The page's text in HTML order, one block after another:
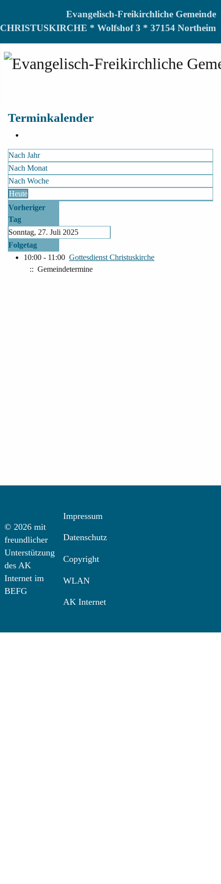
Evangelisch-Freikirchliche Gemeinde
CHRISTUSKIRCHE * Wolfshof 3 * 37154 Northeim
Terminkalender
Nach Jahr
Nach Monat
Nach Woche
Heute
Vorheriger
Tag
Sonntag, 27. Juli 2025
Folgetag
10:00 - 11:00 Gottesdienst Christuskirche
:: Gemeindetermine
© 2026 mit
freundlicher
Unterstützung
des AK
Internet im
BEFG
Impressum
Datenschutz
Copyright
WLAN
AK Internet